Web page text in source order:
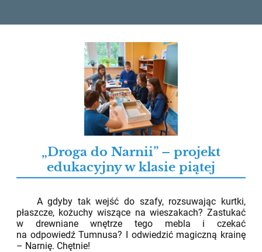
„Droga do Narnii” – projekt
edukacyjny w klasie piątej
A gdyby tak wejść do szafy, rozsuwając kurtki,
płaszcze, kożuchy wiszące na wieszakach? Zastukać
w drewniane wnętrze tego mebla i czekać
na odpowiedź Tumnusa? I odwiedzić magiczną krainę
– Narnię. Chętnie!